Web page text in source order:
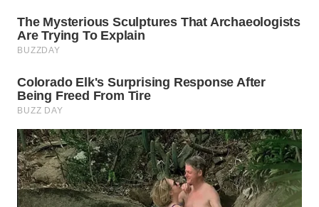
PRIANGAN
TIMUR
WN
SEMARANG
WN
SOLO
WN
BOROBUDUR